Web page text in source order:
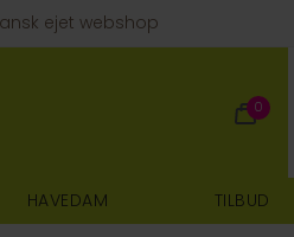
ejet webshop
0
HAVEDAM TILBUD